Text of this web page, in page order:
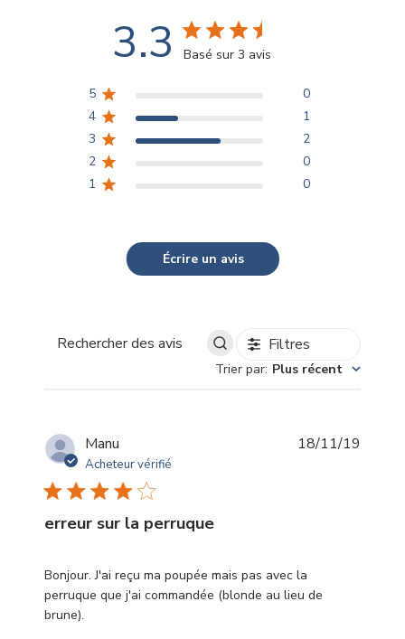
3.3 Basé sur 3 avis
5
0
4
1
3
2
2
0
1
0
Écrire un avis
Rechercher
Filtres
Trier par: Plus récent
Manu
Acheteur vérifié
erreur sur la perruque
Bonjour. J'ai reçu ma poupée mais pas avec la
perruque que j'ai commandée (blonde au lieu de
brune).
18/11/19